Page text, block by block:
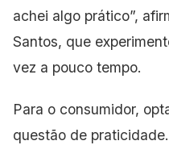
achei algo prático”,
Santos, que
vez a pouco tempo.
Para o consumidor,
questão de